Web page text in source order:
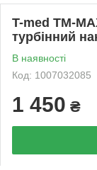
T-med TM-
турбінний
В наявності
Код: 1007032085
1 450 ₴